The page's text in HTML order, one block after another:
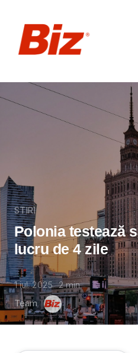
STIRI
Polonia testează
lucru de 4 zile
1 iul. 2025 2min
Team